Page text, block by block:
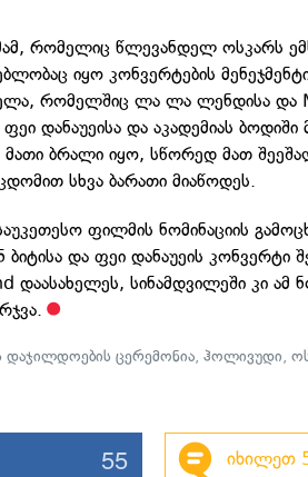
რომელიც წლევანდელ ოსკარს
იყო კონვერტების
რომელშიც ლა ლა ლენდისა და
დანაუეისა და აკადემიას ბოდიში
ბრალი იყო, სწორედ მათ
სხვა ბარათი მიაწოდეს.
ფილმის ნომინაციის
ბიტისა და ფეი დანაუეის კონვერტი
სინამდვილეში კი ამ
დაჯილდოების ცერემონია,ჰოლივუდი,
55 იხილეთ